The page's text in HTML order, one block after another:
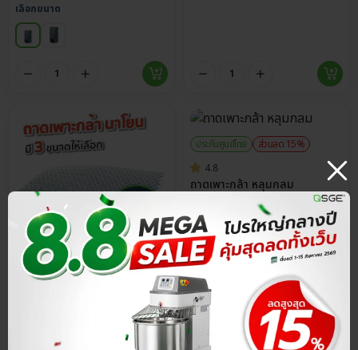
เลือกขนาด
ประกันศูนย์ไทย
ส่วนลด 15%
ประกันศูนย์ไทย
ส่วนลด 15%
4.8
ถาดเพาะกล้า หลุมกลม
฿10.20
฿12.00
จำนวน